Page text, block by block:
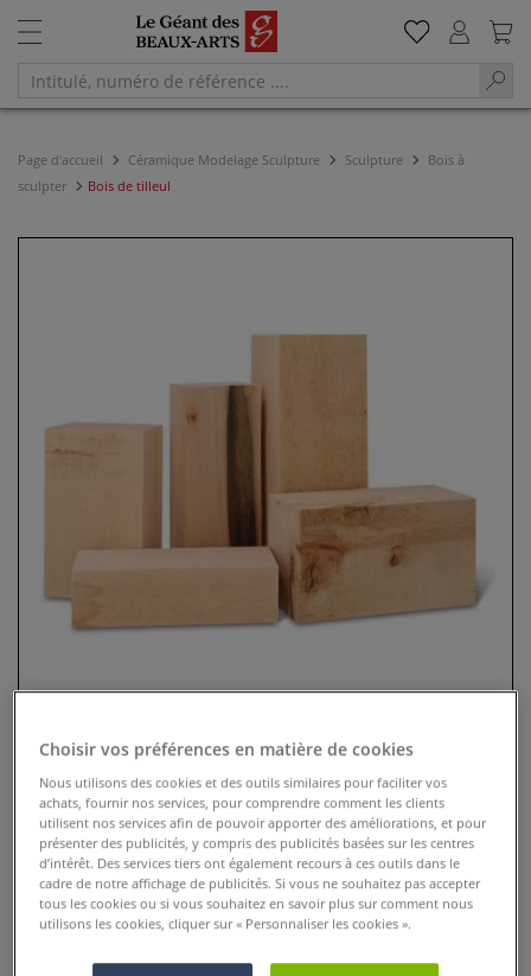
Page d'accueil Céramique Modelage Sculpture Sculpture
Bois à
sculpter
Bois de tilleul
Bois de tilleul
5 Commentaires
Bois de tilleul sélection d’excellente qualité, en dimensions
Choisir vos préférences en matière de cookies
Nous utilisons des cookies et des outils similaires pour faciliter vos
achats, fournir nos services, pour comprendre comment les clients
utilisent nos services afin de pouvoir apporter des améliorations, et pour
présenter des publicités, y compris des publicités basées sur les centres
d’intérêt. Des services tiers ont également recours à ces outils dans le
cadre de notre affichage de publicités. Si vous ne souhaitez pas accepter
tous les cookies ou si vous souhaitez en savoir plus sur comment nous
utilisons les cookies, cliquer sur « Personnaliser les cookies ».